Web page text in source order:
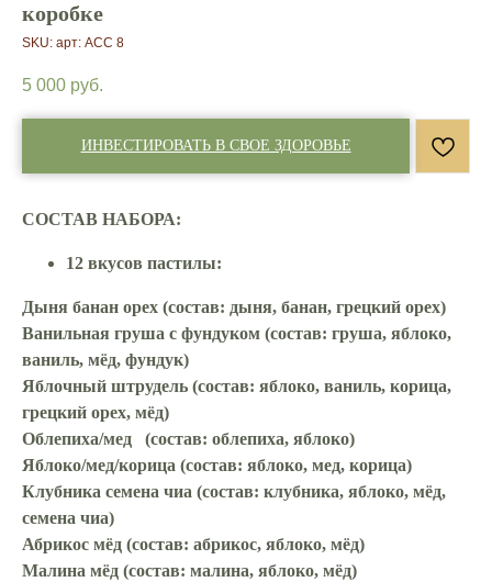
коробке
SKU: арт: АСС 8
5 000 руб.
ИНВЕСТИРОВАТЬ В СВОЕ ЗДОРОВЬЕ
СОСТАВ НАБОРА:
12 вкусов пастилы:
Дыня банан орех (состав: дыня, банан, грецкий орех)
Ванильная груша с фундуком (состав: груша, яблоко,
ваниль, мёд, фундук)
Яблочный штрудель (состав: яблоко, ваниль, корица,
грецкий орех, мёд)
Облепиха/мед (состав: облепиха, яблоко)
Яблоко/мед/корица (состав: яблоко, мед, корица)
Клубника семена чиа (состав: клубника, яблоко, мёд,
семена чиа)
Абрикос мёд (состав: абрикос, яблоко, мёд)
Малина мёд (состав: малина, яблоко, мёд)